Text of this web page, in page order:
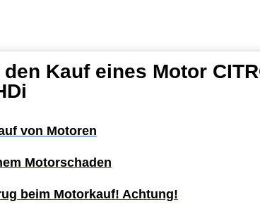
Kauf eines Motor
von Motoren
Motorschaden
beim Motorkauf! Achtung!